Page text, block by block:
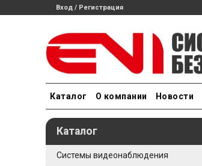
Вход / Регистрация
Каталог О компании Новости
Каталог
Системы видеонаблюдения